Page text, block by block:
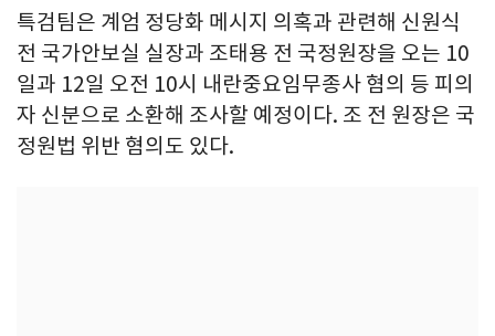
특검팀은 계엄 정당화 메시지 의혹과 관련해 신원식
전 국가안보실 실장과 조태용 전 국정원장을 오는 10
일과 12일 오전 10시 내란중요임무종사 혐의 등 피의
자 신분으로 소환해 조사할 예정이다. 조 전 원장은 국
정원법 위반 혐의도 있다.